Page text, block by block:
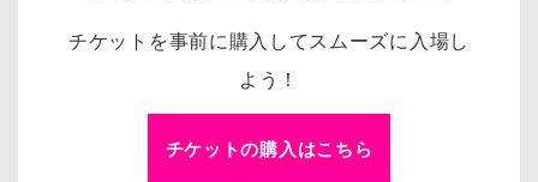
チケットを事前に購入してスムーズに入場し
よう！
チケットの購入はこちら